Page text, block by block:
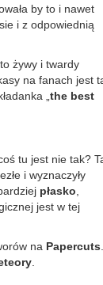
by to i nawet
i z odpowiednią
żywy i twardy
na fanach jest
„ the best
tu jest nie tak?
i wyznaczyły
płasko
jest w tej
na Papercuts